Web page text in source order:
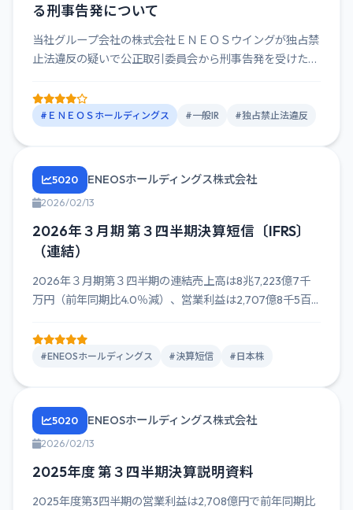
る刑事告発について
当社グループ会社の株式会社ＥＮＥＯＳウイングが独占禁
止法違反の疑いで公正取引委員会から刑事告発を受けたこ
#ＥＮＥＯＳホールディングス #一般IR #独占禁止法違反
5020 ENEOSホールディングス株式会社
2026/02/13
2026年３月期 第３四半期決算短信〔IFRS〕
（連結）
2026年３月期第３四半期の連結売上高は8兆7,223億7千
万円（前年同期比4.0％減）、営業利益は2,707億8千5百...
#ENEOSホールディングス #決算短信 #日本株
5020 ENEOSホールディングス株式会社
2026/02/13
2025年度 第３四半期決算説明資料
2025年度第3四半期の営業利益は2,708億円で前年同期比